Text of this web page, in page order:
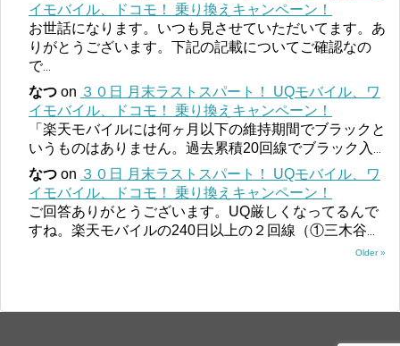
イモバイル、ドコモ！ 乗り換えキャンペーン！
お世話になります。いつも見させていただいてます。あ
りがとうございます。下記の記載についてご確認なの
で...
なつ on ３０日 月末ラストスパート！ UQモバイル、ワ
イモバイル、ドコモ！ 乗り換えキャンペーン！
「楽天モバイルには何ヶ月以下の維持期間でブラックと
いうものはありません。過去累積20回線でブラック入
なつ on ３０日 月末ラストスパート！ UQモバイル、ワ
イモバイル、ドコモ！ 乗り換えキャンペーン！
ご回答ありがとうございます。UQ厳しくなってるんで
すね。楽天モバイルの240日以上の２回線（①三木谷
Older »